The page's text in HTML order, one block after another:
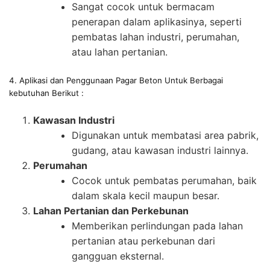
Sangat cocok untuk bermacam
penerapan dalam aplikasinya, seperti
pembatas lahan industri, perumahan,
atau lahan pertanian.
4. Aplikasi dan Penggunaan Pagar Beton Untuk Berbagai
kebutuhan Berikut :
Kawasan Industri
Digunakan untuk membatasi area pabrik,
gudang, atau kawasan industri lainnya.
Perumahan
Cocok untuk pembatas perumahan, baik
dalam skala kecil maupun besar.
Lahan Pertanian dan Perkebunan
Memberikan perlindungan pada lahan
pertanian atau perkebunan dari
gangguan eksternal.